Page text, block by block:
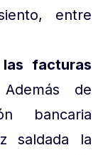
entre
facturas
Además de
bancaria
saldada la